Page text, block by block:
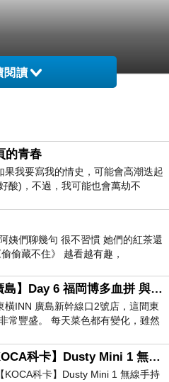
/49gk 平日穿/M
(黑色)-O.S.A LADY
閱讀
的青春
果我要寫我的情史，可能會高潮迭起
酸)，不過，我可能也會萬劫不
盤還是被判了花心的罪
姨們聊幾句 很不習慣 她們的紅茶還
偷藏不住》 越看越有趣，
【2026-6廣島】Day 6 福岡博多血拼 與機場接送少年司機深夜對談
橫INN 廣島新幹線口2號店，這間東
常豐盛。 每天菜色都有變化，雖然
出料理包加熱，但
開箱｜【KOCA科卡】Dusty Mini 1 無線手持吸塵器
KOCA科卡】Dusty Mini 1 無線手持